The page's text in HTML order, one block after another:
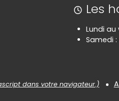
Les
Lundi au
Samedi :
dans votre navigateur.)